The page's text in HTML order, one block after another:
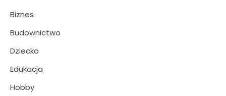
Biznes
Budownictwo
Dziecko
Edukacja
Hobby